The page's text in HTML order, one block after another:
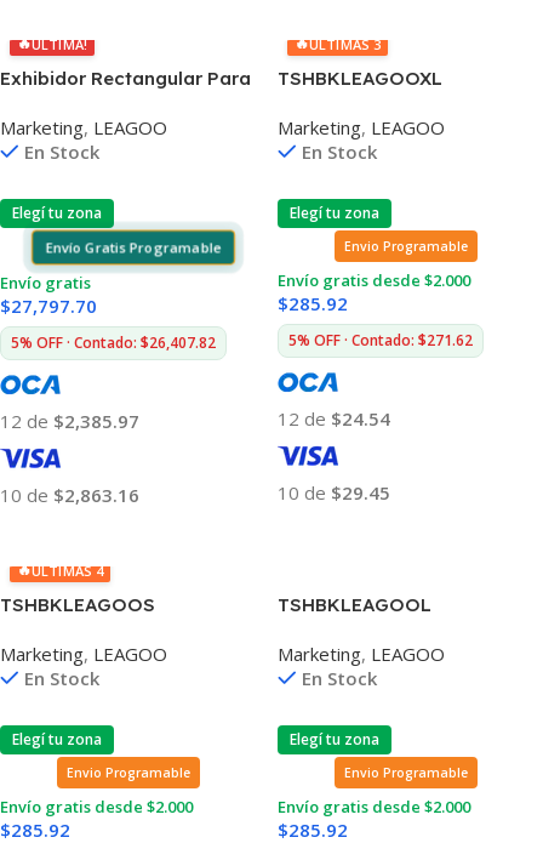
🔥ÚLTIMA!
Exhibidor Rectangular Para
Marketing, LEAGOO
En Stock
Elegí tu zona
Envío Gratis Programable
Envío gratis
$27,797.70
5% OFF · Contado: $26,407.82
12 de $2,385.97
10 de $2,863.16
🔥ÚLTIMAS 3
TSHBKLEAGOOXL
Marketing, LEAGOO
En Stock
Elegí tu zona
Envio Programable
Envío gratis desde $2.000
$285.92
5% OFF · Contado: $271.62
12 de $24.54
10 de $29.45
🔥ÚLTIMAS 4
TSHBKLEAGOOS
Marketing, LEAGOO
En Stock
Elegí tu zona
Envio Programable
Envío gratis desde $2.000
$285.92
TSHBKLEAGOOL
Marketing, LEAGOO
En Stock
Elegí tu zona
Envio Programable
Envío gratis desde $2.000
$285.92